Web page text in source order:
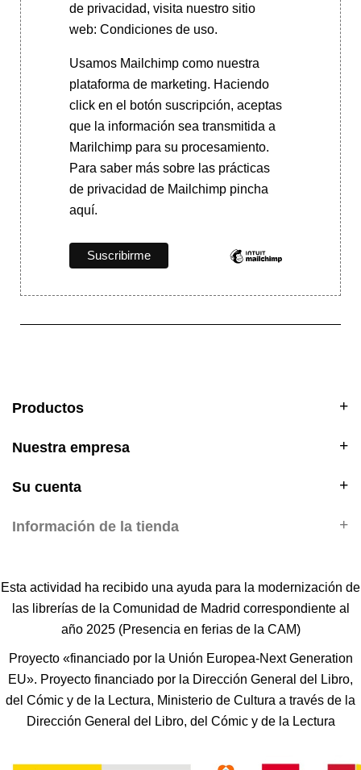
de privacidad, visita nuestro sitio
web: Condiciones de uso.
Usamos Mailchimp como nuestra
plataforma de marketing. Haciendo
click en el botón suscripción, aceptas
que la información sea transmitida a
Marilchimp para su procesamiento.
Para saber mássobre las prácticas
de privacidad de Mailchimp pincha
aquí.
Productos
Nuestra empresa
Su cuenta
Información de la tienda
Esta actividad ha recibido una ayuda para la modernización de
las librerías de la Comunidad de Madrid correspondiente al
año 2025 (Presencia en ferias de la CAM)
Proyecto «financiado por la Unión Europea-Next Generation
EU». Proyecto financiado por la Dirección General del Libro,
del Cómic y de la Lectura, Ministerio de Cultura a través de la
Dirección General del Libro, del Cómic y de la Lectura